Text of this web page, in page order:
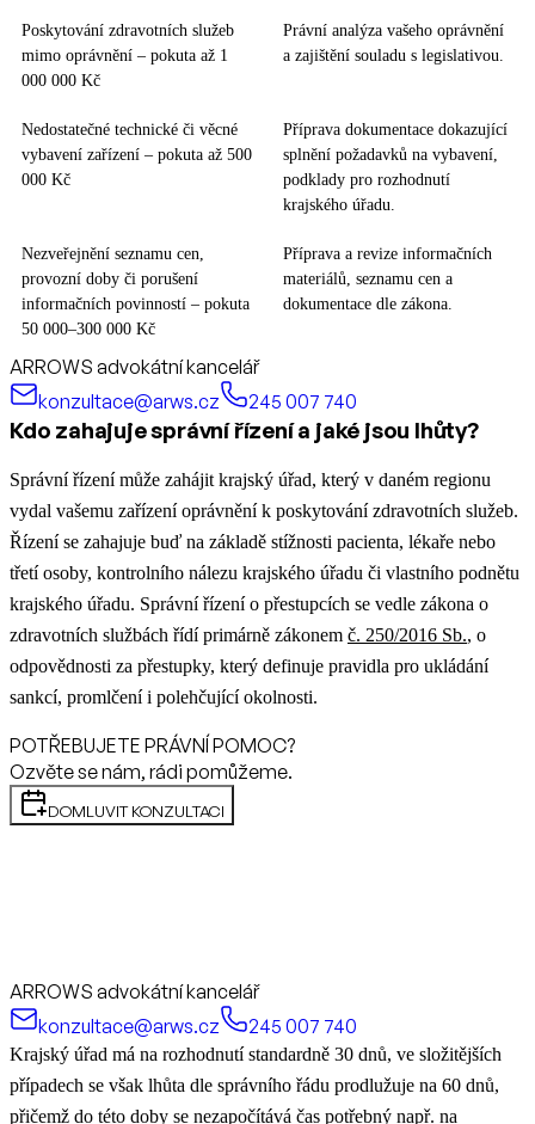
Poskytování zdravotních služeb
mimo oprávnění – pokuta až 1
000 000 Kč
Právní analýza vašeho oprávnění
a zajištění souladu s legislativou.
Nedostatečné technické či věcné
vybavení zařízení – pokuta až 500
000 Kč
Příprava dokumentace dokazující
splnění požadavků na vybavení,
podklady pro rozhodnutí
krajského úřadu.
Nezveřejnění seznamu cen,
provozní doby či porušení
informačních povinností – pokuta
50 000–300 000 Kč
Příprava a revize informačních
materiálů, seznamu cen a
dokumentace dle zákona.
ARROWS advokátní kancelář
konzultace@arws.cz
245 007 740
Kdo zahajuje správní řízení a jaké jsou lhůty?
Správní řízení může zahájit krajský úřad, který v daném regionu
vydal vašemu zařízení oprávnění k poskytování zdravotních služeb.
Řízení se zahajuje buď na základě stížnosti pacienta, lékaře nebo
třetí osoby, kontrolního nálezu krajského úřadu či vlastního podnětu
krajského úřadu. Správní řízení o přestupcích se vedle zákona o
zdravotních službách řídí primárně zákonem č. 250/2016 Sb., o
odpovědnosti za přestupky, který definuje pravidla pro ukládání
sankcí, promlčení i polehčující okolnosti.
POTŘEBUJETE PRÁVNÍ POMOC?
Ozvěte se nám, rádi pomůžeme.
DOMLUVIT KONZULTACI
ARROWS advokátní kancelář
konzultace@arws.cz
245 007 740
Krajský úřad má na rozhodnutí standardně 30 dnů, ve složitějších
případech se však lhůta dle správního řádu prodlužuje na 60 dnů,
přičemž do této doby se nezapočítává čas potřebný např. na